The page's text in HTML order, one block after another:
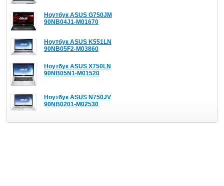
Ноутбук ASUS G750JM
90NB04J1-M01670
Ноутбук ASUS K551LN
90NB05F2-M03860
Ноутбук ASUS X750LN
90NB05N1-M01520
Ноутбук ASUS N750JV
90NB0201-M02530